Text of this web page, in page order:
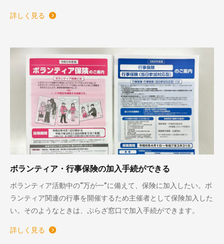
詳しく見る
ボランティア・行事保険の加入手続ができる
ボランティア活動中の“万が一”に備えて、保険に加入したい。ボ
ランティア関連の行事を開催するため主催者として保険加入した
い。そのようなときは、ぷらざ窓口で加入手続ができます。
詳しく見る